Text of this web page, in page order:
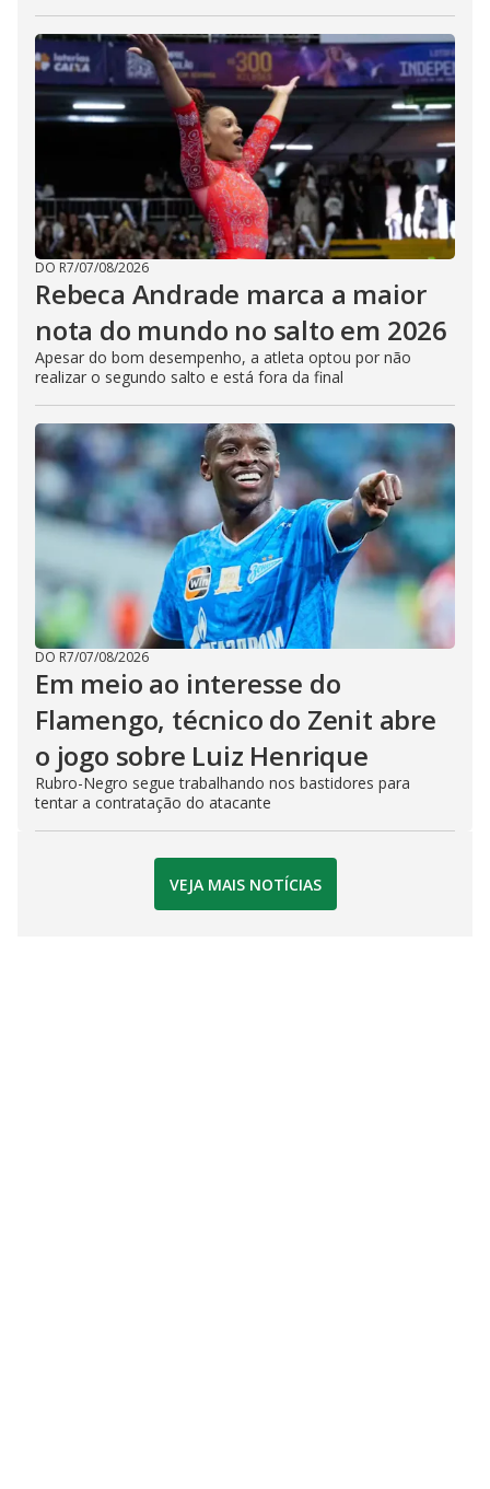
DO R7/07/08/2026
Rebeca Andrade marca a maior
nota do mundo no salto em 2026
Apesar do bom desempenho, a atleta optou por não
realizar o segundo salto e está fora da final
DO R7/07/08/2026
Em meio ao interesse do
Flamengo, técnico do Zenit abre
o jogo sobre Luiz Henrique
Rubro-Negro segue trabalhando nos bastidores para
tentar a contratação do atacante
VEJA MAIS NOTÍCIAS